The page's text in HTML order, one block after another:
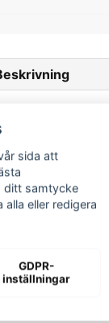
Framhjulsnav
hjullager,
ingen pressning
delen passar
Passar till
bromssystemet:
CH26,
sida att
ditt samtycke
eller redigera
GDPR-
inställningar